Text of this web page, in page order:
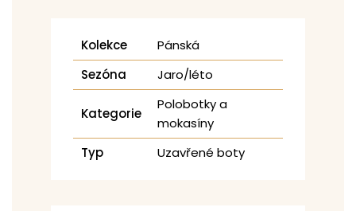
Kolekce
Pánská
Sezóna
Jaro/léto
Kategorie
Polobotky a
mokasíny
Typ
Uzavřené boty